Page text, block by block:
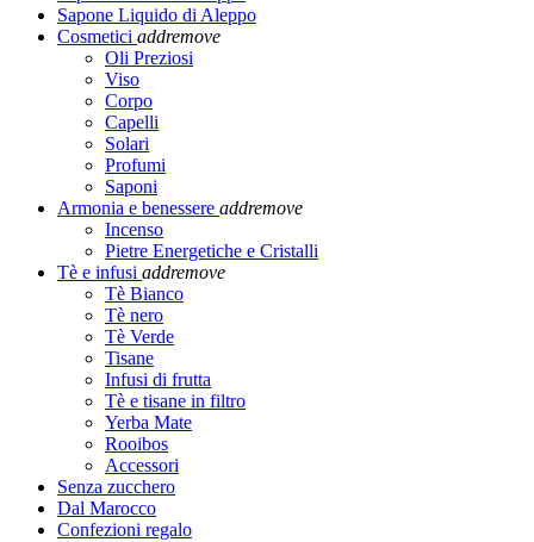
Sapone Liquido di Aleppo
Cosmetici addremove
Oli Preziosi
Viso
Corpo
Capelli
Solari
Profumi
Saponi
Armonia e benessere addremove
Incenso
Pietre Energetiche e Cristalli
Tè e infusi addremove
Tè Bianco
Tè nero
Tè Verde
Tisane
Infusi di frutta
Tè e tisane in filtro
Yerba Mate
Rooibos
Accessori
Senza zucchero
Dal Marocco
Confezioni regalo